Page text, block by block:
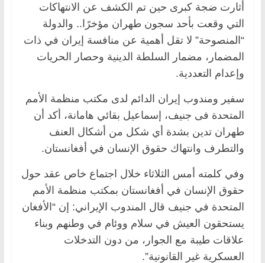
أثارت ضجة كبرى حين تم الكشف عن الانتهاكات
التي وقعت بأحد سجون طهران مؤخرًا.. والدولة
“المنصوحة” لا تقل أهمية عن منافسة إيران في ذات
المضمار، مضمار السلطة الدينية وحصار الحريات
وإعدام التعددية.
سفیر ومندوب إیران الدائم لدی مکتب منظمة الأمم
المتحدة فی جنیف، إسماعیل بقائي هامانة، أكد أن
طهران تدین بشدة أي شکل من أشكال العنف
والتطرف وانتهاك حقوق الإنسان في أفغانستان.
وفي کلمته أمس الثلاثاء خلال اجتماع خاص عقد حول
حقوق الإنسان في أفغانستان بمكتب منظمة الأمم
المتحدة في جنیف قال المندوب الإيراني: إن “الأفغان
یستحقون العیش في سلام ووئام في وطنهم وبناء
علاقات طیبة مع الجوار، من دون التدخلات
العسکریة غیر القانونیة”.